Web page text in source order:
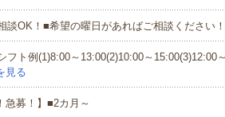
談OK！■希望の曜日があればご相談ください！
フト例(1)8:00～13:00(2)10:00～15:00(3)12:00
見る
急募！】■2カ月～